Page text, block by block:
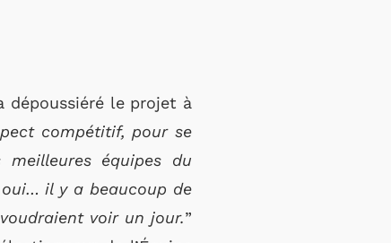
dépoussiéré le projet à
compétitif, pour se
équipes du
il y a beaucoup de
voir un jour.”